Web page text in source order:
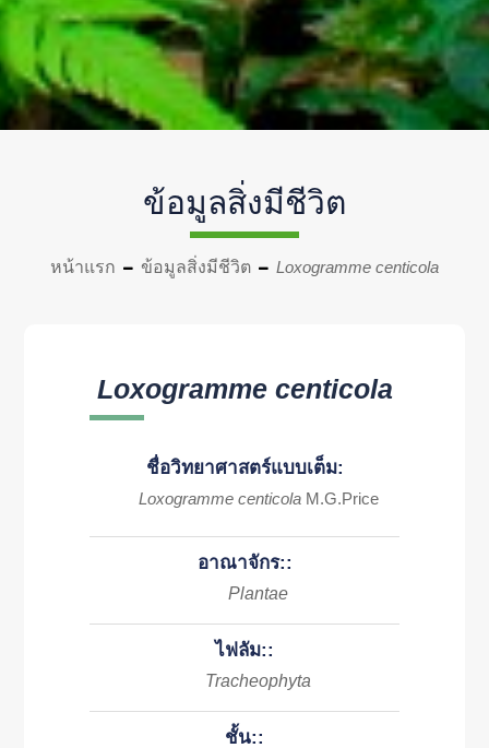
ข้อมูลสิ่งมีชีวิต
หน้าแรก ข้อมูลสิ่งมีชีวิต Loxogramme centicola
Loxogramme centicola
ชื่อวิทยาศาสตร์แบบเต็ม:
Loxogramme centicola M.G.Price
อาณาจักร::
Plantae
ไฟลัม::
Tracheophyta
ชั้น::